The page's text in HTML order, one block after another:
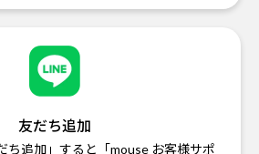
友だち追加
ち追加」すると「mouse お客様サポ